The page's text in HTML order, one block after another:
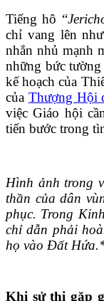
Tiếng hô “
chỉ vang lên như
nhắn nhủ mạnh
những bức
kế hoạch của
của Thượng Hội
việc Giáo hội
tiến bước trong
Hình ảnh trong
thần của dân
phục. Trong
chỉ dẫn phải
họ vào Đất
Khi sử thi gặp